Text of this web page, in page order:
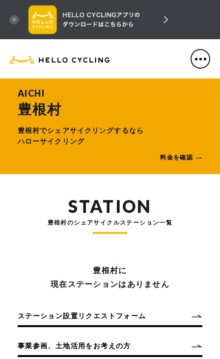
HELLO CYCLING（ハローサ
AICHI
豊根村
豊根村でシェアサイクリングするなら
ハローサイクリング
料金を確認
STATION
豊根村のシェアサイクルステーション一覧
豊根村に
現在ステーションはありません
ステーション設置リクエストフォーム
事業参画、土地活用をお考えの方